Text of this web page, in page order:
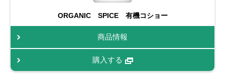
ORGANIC SPICE 有機コショー
商品情報
購入する